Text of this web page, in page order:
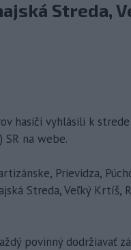
Streda,
hasiči vyhlásili k
na webe.
Prievidza,
Streda, Veľký Krtíš,
povinný dodržiavať